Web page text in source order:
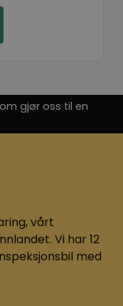
gjør oss til en
vårt
Vi har 12
med